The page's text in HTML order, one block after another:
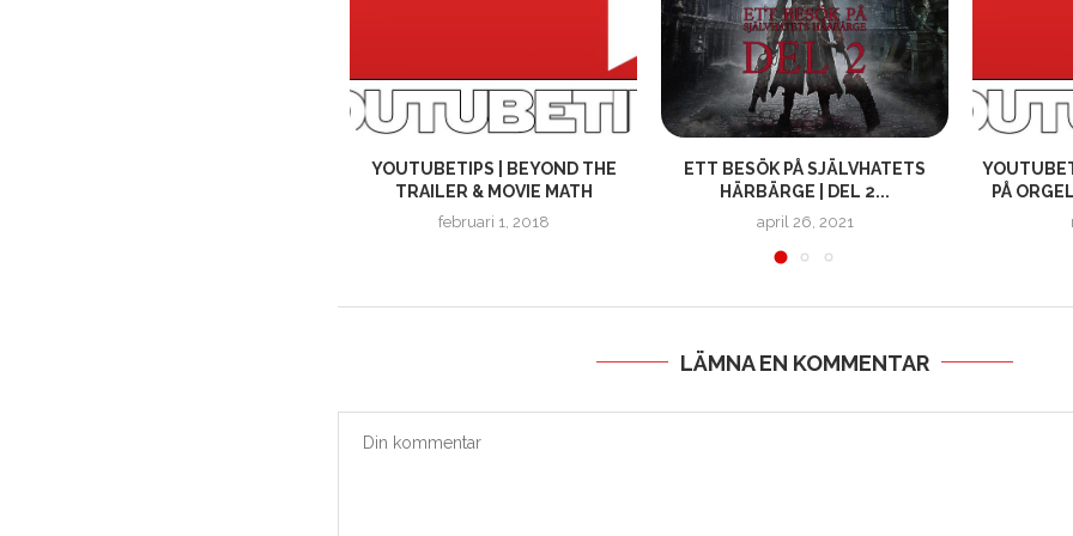
YOUTUBETIPS | BEYOND THE
TRAILER & MOVIE MATH
februari 1, 2018
ETT BESÖK PÅ SJÄLVHATETS
HÄRBÄRGE | DEL 2...
april 26, 2021
PÅ
LÄMNA EN KOMMENTAR